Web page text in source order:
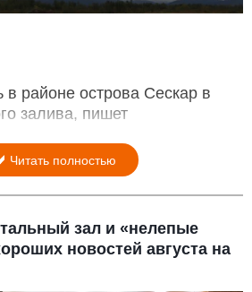
в районе острова Сескар в
залива, пишет
Читать полностью
зал и «нелепые
новостей августа на